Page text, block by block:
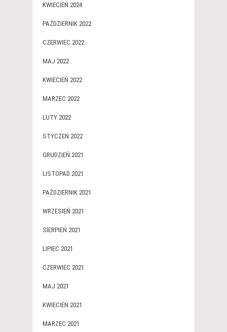
KWIECIEŃ 2024
PAŹDZIERNIK 2022
CZERWIEC 2022
MAJ 2022
KWIECIEŃ 2022
MARZEC 2022
LUTY 2022
STYCZEŃ 2022
GRUDZIEŃ 2021
LISTOPAD 2021
PAŹDZIERNIK 2021
WRZESIEŃ 2021
SIERPIEŃ 2021
LIPIEC 2021
CZERWIEC 2021
MAJ 2021
KWIECIEŃ 2021
MARZEC 2021